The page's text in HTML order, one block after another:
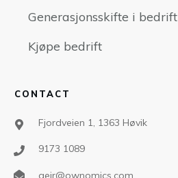
Generasjonsskifte i bedrift
Kjøpe bedrift
CONTACT
Fjordveien 1, 1363 Høvik
9173 1089
geir@ownomics.com